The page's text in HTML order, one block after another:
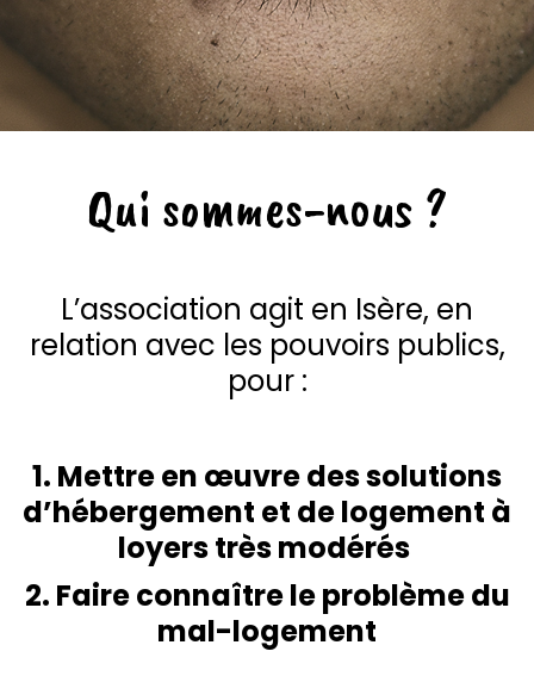
Qui sommes-nous ?
L’association agit en Isère, en
relation avec les pouvoirs publics,
pour :
1. Mettre en œuvre des solutions
d’hébergement et de logement à
loyers très modérés
2. Faire connaître le problème du
mal-logement